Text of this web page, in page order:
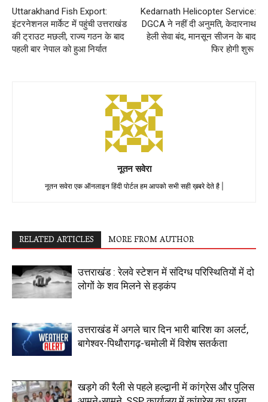
Uttarakhand Fish Export:
इंटरनेशनल मार्केट में पहुंची उत्तराखंड
की ट्राउट मछली, राज्य गठन के बाद
पहली बार नेपाल को हुआ निर्यात
Kedarnath Helicopter Service:
DGCA ने नहीं दी अनुमति, केदारनाथ
हेली सेवा बंद, मानसून सीजन के बाद
फिर होगी शुरू
नूतन सवेरा
नूतन सवेरा एक ऑनलाइन हिंदी पोर्टल हम आपको सभी सही ख़बरे देते है |
RELATED ARTICLES MORE FROM AUTHOR
उत्तराखंड : रेलवे स्टेशन में संदिग्ध परिस्थितियों में दो
लोगों के शव मिलने से हड़कंप
उत्तराखंड में अगले चार दिन भारी बारिश का अलर्ट,
बागेश्वर-पिथौरागढ़-चमोली में विशेष सतर्कता
खड़गे की रैली से पहले हल्द्वानी में कांग्रेस और पुलिस